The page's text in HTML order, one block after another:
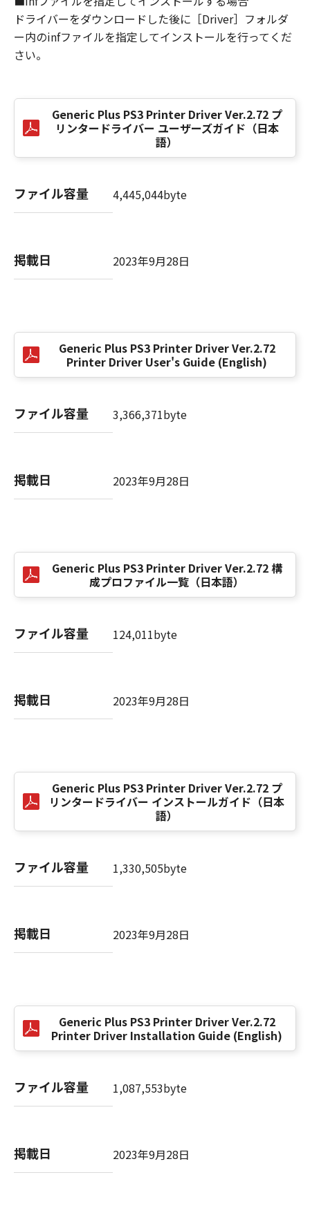
損害の可能性について知らされていた場合でも
同様です。
(3) キヤノン、キヤノンのライセンサー、キヤノ
ンの子会社、キヤノンの関連会社、それらの販
起因または関連してお客様と第三者との間に生
じたいかなる紛争についても、一切責任を負わ
ないものとします。
(1) 本契約書は、お客様が、『同意』を示す下
記のボタンをクリックした時点、または「本ソ
効に存続します。
(2) お客様は、「本ソフトウェア」およびその
した場合、本契約書は直ちに終了します。
(4) お客様は、上記(3)によって本契約書が終了
した場合、速やかに、「本ソフトウェア」およ
のとします。
(5) 上記にかかわらず、本契約書第2条、第4条
から第7条まで、第8条第4項および第10条の規
９．U.S. GOVERNMENT RESTRICTED RIGHTS
NOTICE
府エンドユーザーである場合、以下の規定が適
用されます：The SOFTWARE is a "commercial
item," as that term is defined at 48 C.F.R.
computer software documentation," as such
terms are used in 48 C.F.R. 12.212 (Sept 1995).
all U.S. Government End Users shall acquire
the SOFTWARE with only those rights set
Tokyo 146-8501, Japan.
本条項中で使用される"the SOFTWARE"とは、
本契約書中で定義される「本ソフトウェア」を
意味し、指し示すものとします。
本契約書のいずれかの条項またはその一部が法
律により無効であると決定された場合でも、そ
キヤノン株式会社
No. I010G021619
ドライバーをダウンロードした後に［Driver］フォルダ
ー内のinfファイルを指定してインストールを行ってくだ
さい。
Generic Plus PS3 Printer Driver Ver.2.72 プ
リンタードライバー ユーザーズガイド（日本
語）
ファイル容量 4,445,044byte
掲載日 2023年9月28日
Generic Plus PS3 Printer Driver Ver.2.72
Printer Driver User's Guide (English)
ファイル容量 3,366,371byte
掲載日 2023年9月28日
Generic Plus PS3 Printer Driver Ver.2.72 構
成プロファイル一覧（日本語）
ファイル容量 124,011byte
掲載日 2023年9月28日
Generic Plus PS3 Printer Driver Ver.2.72 プ
リンタードライバー インストールガイド（日本
語）
ファイル容量 1,330,505byte
掲載日 2023年9月28日
Generic Plus PS3 Printer Driver Ver.2.72
Printer Driver Installation Guide (English)
ファイル容量 1,087,553byte
掲載日 2023年9月28日